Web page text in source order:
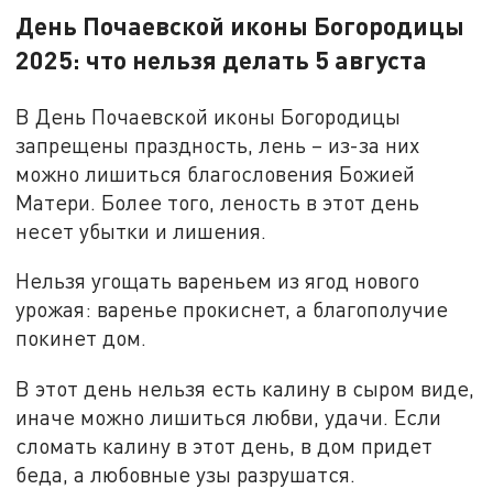
День Почаевской иконы Богородицы
2025: что нельзя делать 5 августа
В День Почаевской иконы Богородицы
запрещены праздность, лень – из-за них
можно лишиться благословения Божией
Матери. Более того, леность в этот день
несет убытки и лишения.
Нельзя угощать вареньем из ягод нового
урожая: варенье прокиснет, а благополучие
покинет дом.
В этот день нельзя есть калину в сыром виде,
иначе можно лишиться любви, удачи. Если
сломать калину в этот день, в дом придет
беда, а любовные узы разрушатся.